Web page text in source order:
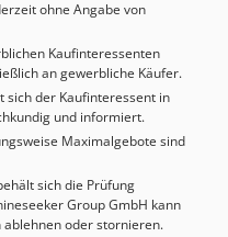
ohne Angabe von
Kaufinteressenten
an gewerbliche Käufer.
sich der Kaufinteressent in
und informiert.
Maximalgebote sind
sich die Prüfung
Group GmbH kann
ablehnen oder stornieren.